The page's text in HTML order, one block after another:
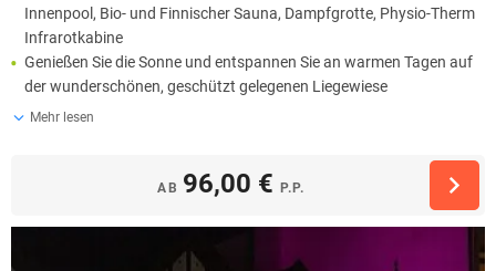
Innenpool, Bio- und Finnischer Sauna, Dampfgrotte, Physio-Therm
Infrarotkabine
Genießen Sie die Sonne und entspannen Sie an warmen Tagen auf
der wunderschönen, geschützt gelegenen Liegewiese
Mehr lesen
AB 96,00 € P.P.